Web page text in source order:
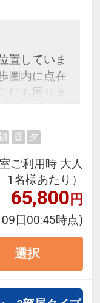
置していま
圏内に点在
にも困りま
夜は「沖縄
」でリーズ
しておりま
を結ぶ「う
すると、空
約7分と好
メインスト
歩12分♪
ェックイン
して 連泊滞
昼 夕
ご利用時 大人
1名様あたり）
65,800円
日00:45時点)
選択